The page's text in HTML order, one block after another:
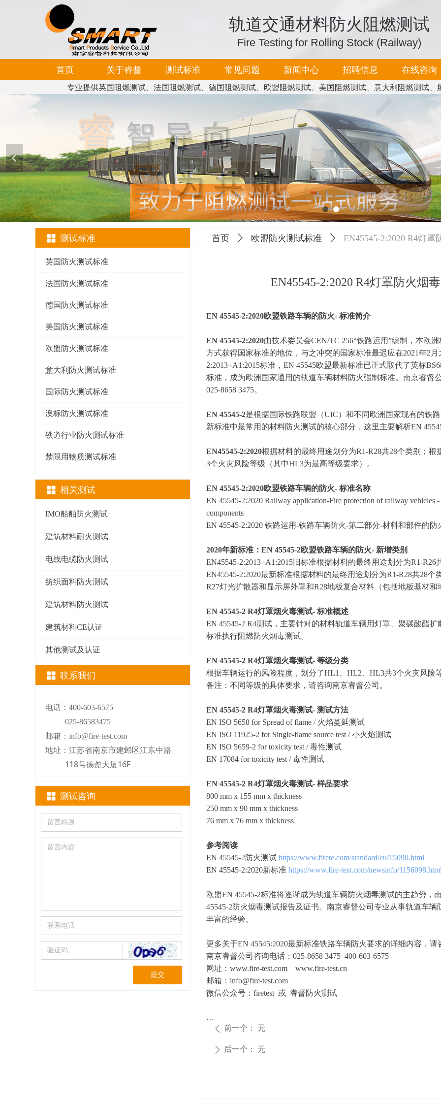
轨道交通材料防火阻燃测试
Fire Testing for Rolling Stock (Railway)
首页 关于睿督 测试标准 常见问题 新闻中心 招聘信息 在线咨询
专业提供英国阻燃测试、法国阻燃测试、德国阻燃测试、欧盟阻燃测试、美国阻燃测试、意大利阻燃测试
넳
联系我们
电话：400-603-6575
025-86583475
邮箱：info@fire-test.com
地址： 江苏省南京市建邺区江东中路
118号德盈大厦16F
IMO船舶防火测试
建筑材料耐火测试
电线电缆防火测试
纺织面料防火测试
建筑材料防火测试
建筑材料CE认证
其他测试及认证
相关测试
英国防火测试标准
法国防火测试标准
德国防火测试标准
美国防火测试标准
欧盟防火测试标准
意大利防火测试标准
国际防火测试标准
澳标防火测试标准
铁道行业防火测试标准
禁限用物质测试标准
测试标准 首页 ꄲ 欧盟防火测试标准 ꄲ EN45545-2:2020 R4灯
EN45545-2:2020 R4灯罩防火烟
EN 45545-2:2020欧盟铁路车辆的防火- 标准简介
EN 45545-2:2020由技术委员会CEN/TC 256“铁路运用”编制，本欧
方式获得国家标准的地位，与之冲突的国家标准最迟应在2021年2月
2:2013+A1:2015标准，EN 45545欧盟最新标准已正式取代了英标
标准，成为欧洲国家通用的轨道车辆材料防火强制标准。南京睿督
025-8658 3475。
EN 45545-2是根据国际铁路联盟（UIC）和不同欧洲国家现有的铁
新标准中最常用的材料防火测试的核心部分，这里主要解析EN
EN45545-2:2020根据材料的最终用途划分为R1-R28共28个类别；
3个火灾风险等级（其中HL3为最高等级要求）。
EN 45545-2:2020欧盟铁路车辆的防火- 标准名称
EN 45545-2:2020 Railway application-Fire protection of railway vehicles
components
EN 45545-2:2020 铁路运用-铁路车辆防火-第二部分-材料和部件的防
2020年新标准：EN 45545-2欧盟铁路车辆的防火- 新增类别
EN45545-2:2013+A1:2015旧标准根据材料的最终用途划分为R1-R26
EN45545-2:2020最新标准根据材料的最终用途划分为R1-R28共28
R27灯光扩散器和显示屏外罩和R28地板复合材料（包括地板基材和
EN 45545-2 R4灯罩烟火毒测试- 标准概述
EN 45545-2 R4测试，主要针对的材料轨道车辆用灯罩、聚碳酸酯
标准执行阻燃防火烟毒测试。
EN 45545-2 R4灯罩烟火毒测试- 等级分类
根据车辆运行的风险程度，划分了HL1、HL2、HL3共3个火灾风险
备注：不同等级的具体要求，请咨询南京睿督公司。
EN 45545-2 R4灯罩烟火毒测试- 测试方法
EN ISO 5658 for Spread of flame / 火焰蔓延测试
EN ISO 11925-2 for Single-flame source test / 小火焰测试
EN ISO 5659-2 for toxicity test / 毒性测试
EN 17084 for toxicity test / 毒性测试
EN 45545-2 R4灯罩烟火毒测试- 样品要求
800 mm x 155 mm x thickness
250 mm x 90 mm x thickness
76 mm x 76 mm x thickness
参考阅读
EN 45545-2防火测试 https://www.firete.com/standard/eu/15090.html
EN 45545-2:2020新标准 https://www.fire-test.com/newsinfo/1156098.html
欧盟EN 45545-2标准将逐渐成为轨道车辆防火烟毒测试的主趋势，
45545-2防火烟毒测试报告及证书。南京睿督公司专业从事轨道车
丰富的经验。
更多关于EN 45545:2020最新标准铁路车辆防火要求的详细内容，请
南京睿督公司咨询电话：025-8658 3475 400-603-6575
网址：www.fire-test.com www.fire-test.cn
邮箱：info@fire-test.com
微信公众号：firetest 或 睿督防火测试
…
ꄴ 前一个： 无
ꄲ 后一个： 无
测试咨询
提交